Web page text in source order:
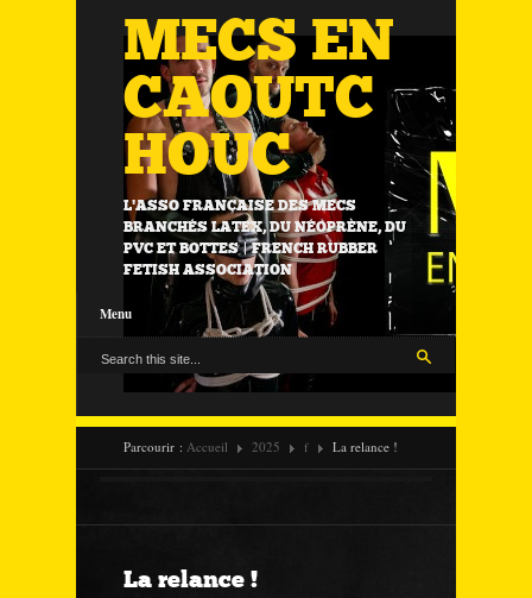
MECS EN
CAOUTC
HOUC
L'ASSO FRANÇAISE DES MECS
BRANCHÉS LATEX, DU NÉOPRÈNE, DU
PVC ET BOTTES | FRENCH RUBBER
FETISH ASSOCIATION
Menu
Parcourir : Accueil 2025 f La relance !
La relance !